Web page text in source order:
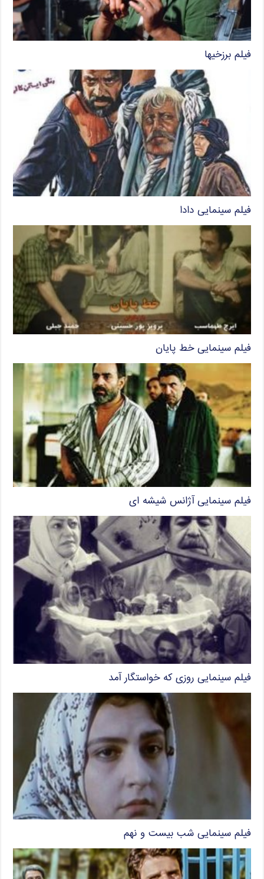
فیلم برزخیها
فیلم سینمایی دادا
فیلم سینمایی خط پایان
فیلم سینمایی آژانس شیشه ای
فیلم سینمایی روزی که خواستگار آمد
فیلم سینمایی شب بیست و نهم